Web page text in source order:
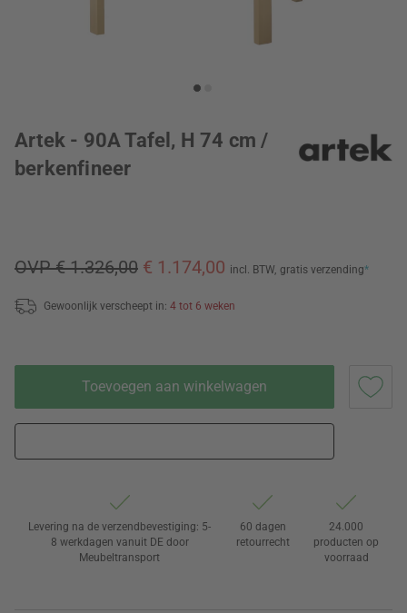
Artek - 90A Tafel, H 74 cm /
berkenfineer
OVP € 1.326,00 € 1.174,00 incl. BTW, gratis verzending*
Gewoonlijk verscheept in: 4 tot 6 weken
Toevoegen aan winkelwagen
Levering na de verzendbevestiging: 5-
8 werkdagen vanuit DE door
Meubeltransport
60 dagen
retourrecht
24.000
producten op
voorraad